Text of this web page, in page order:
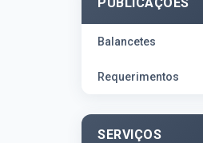
Balancetes
Requerimentos
SERVIÇOS